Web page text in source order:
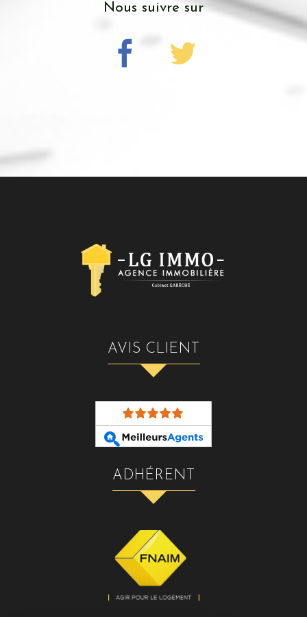
Nous suivre sur
AVIS CLIENT
ADHÉRENT